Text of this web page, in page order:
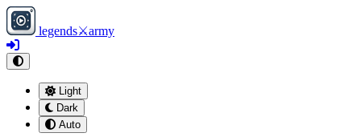
legends⚔army
Light
Dark
Auto